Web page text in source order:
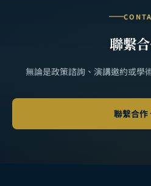
聯繫
無論是政策諮詢、演講邀約或學
聯繫合作